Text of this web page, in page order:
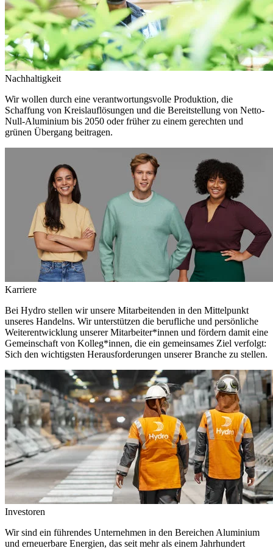
Nachhaltigkeit
Wir wollen durch eine verantwortungsvolle Produktion, die
Schaffung von Kreislauflösungen und die Bereitstellung von Netto-
Null-Aluminium bis 2050 oder früher zu einem gerechten und
grünen Übergang beitragen.
Karriere
Bei Hydro stellen wir unsere Mitarbeitenden in den Mittelpunkt
unseres Handelns. Wir unterstützen die berufliche und persönliche
Weiterentwicklung unserer Mitarbeiter*innen und fördern damit eine
Gemeinschaft von Kolleg*innen, die ein gemeinsames Ziel verfolgt:
Sich den wichtigsten Herausforderungen unserer Branche zu stellen.
Investoren
Wir sind ein führendes Unternehmen in den Bereichen Aluminium
und erneuerbare Energien, das seit mehr als einem Jahrhundert